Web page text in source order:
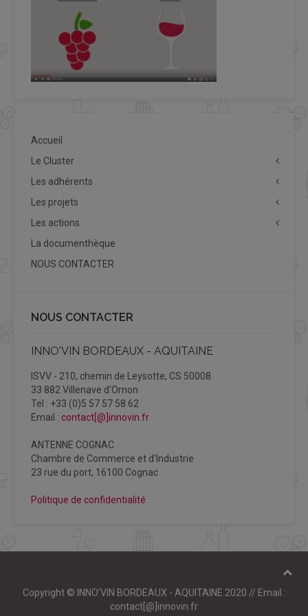
Accueil
Le Cluster
Les adhérents
Les projets
Les actions
La documenthèque
NOUS CONTACTER
NOUS CONTACTER
INNO'VIN BORDEAUX - AQUITAINE
ISVV - 210, chemin de Leysotte, CS 50008
33 882 Villenave d'Ornon
Tel : +33 (0)5 57 57 58 62
Email : contact[@]innovin.fr
ANTENNE COGNAC
Chambre de Commerce et d'Industrie
23 rue du port, 16100 Cognac
Politique de confidentialité
Copyright © INNO’VIN BORDEAUX - AQUITAINE 2020 // Email :
contact[@]innovin.fr